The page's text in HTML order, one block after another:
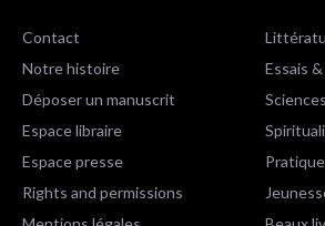
Contact
Notre histoire
Déposer un manuscrit
Espace libraire
Espace presse
Rights and permissions
Essais
Pratique